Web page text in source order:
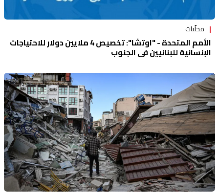
محلّيات
الأمم المتحدة - "اوتشا": تخصيص 4 ملايين دولار للاحتياجات
الإنسانية للبنانيين في الجنوب